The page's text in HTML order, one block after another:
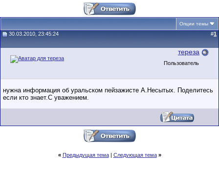
Опции темы
30.03.2010, 23:45:24 #1
тереза
Пользователь
нужна информация об уральском пейзажисте А.Несытых. Поделитесь
если кто знает.С уважением.
« Предыдущая тема| Следующая тема »